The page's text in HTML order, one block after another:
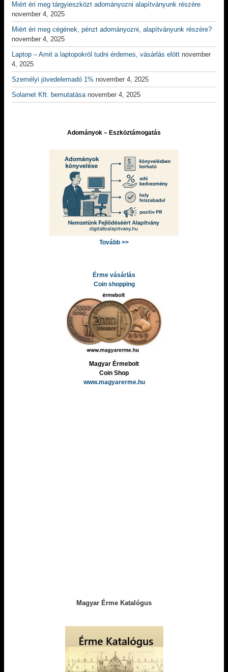
Miért éri meg tárgyieszközt adományozni alapítványunk részére
november 4, 2025
Miért éri meg cégének, pénzt adományozni, alapítványunk részére?
november 4, 2025
Laptop – Amit a laptopokról tudni érdemes, vásárlás elött november
4, 2025
Személyi jövedelemadó 1% november 4, 2025
Solarnet Kft. bemutatása november 4, 2025
Adományok – Eszköztámogatás
Tovább >>
Érme vásárlás
Coin shopping
Magyar Érmebolt
Coin Shop
www.magyarerme.hu
Magyar Érme Katalógus